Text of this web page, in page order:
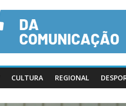
CULTURA REGIONAL